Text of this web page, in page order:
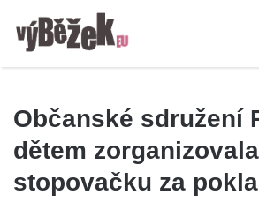
Občanské sdružení
dětem
stopovačku za